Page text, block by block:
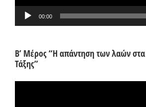
00:00
Β’ Μέρος “Η απάντηση των λαών
Τάξης”